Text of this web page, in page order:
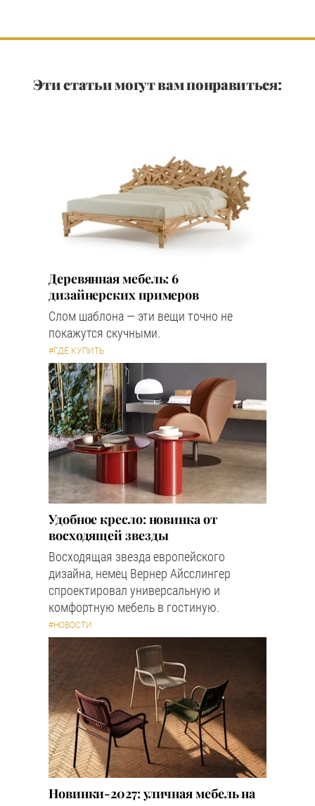
Эти статьи могут вам понравиться:
Деревянная мебель: 6
дизайнерских примеров
Слом шаблона — эти вещи точно не
покажутся скучными.
#ГДЕ КУПИТЬ
Удобное кресло: новинка от
восходящей звезды
Восходящая звезда европейского
дизайна, немец Вернер Айсслингер
спроектировал универсальную и
комфортную мебель в гостиную.
#НОВОСТИ
Новинки-2027: уличная мебель на